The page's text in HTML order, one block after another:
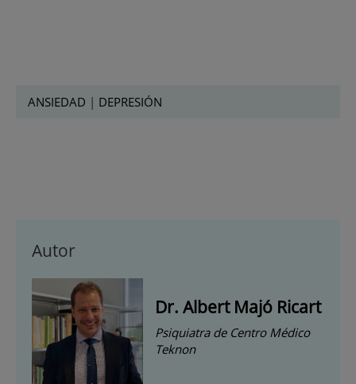
ANSIEDAD | DEPRESIÓN
Autor
Dr. Albert Majó Ricart
Psiquiatra de Centro Médico
Teknon